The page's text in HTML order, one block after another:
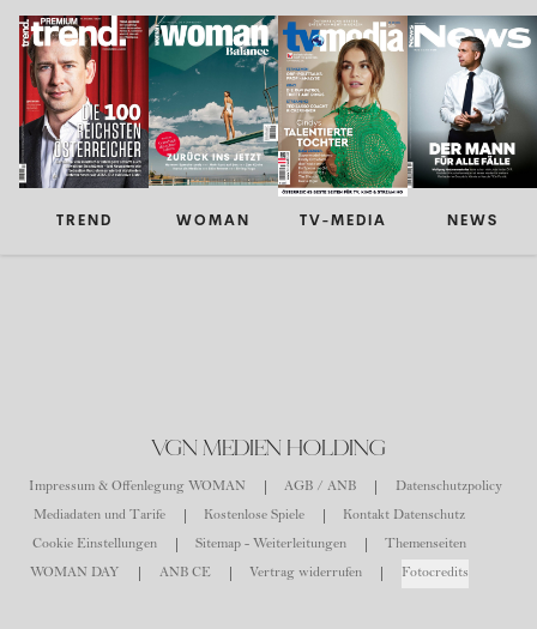
TREND WOMAN TV-MEDIA NEWS
VGN MEDIEN HOLDING
Impressum & Offenlegung WOMAN AGB / ANB
Datenschutzpolicy
Mediadaten und Tarife
Kostenlose Spiele
Kontakt Datenschutz
Cookie Einstellungen
Sitemap - Weiterleitungen
Themenseiten
WOMAN DAY
ANB CE Vertrag widerrufen Fotocredits